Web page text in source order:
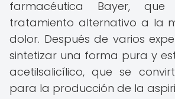
farmacéutica Bayer,
tratamiento alternativo a la
dolor. Después de varios
sintetizar una forma pura y
acetilsalicílico, que se
para la producción de la